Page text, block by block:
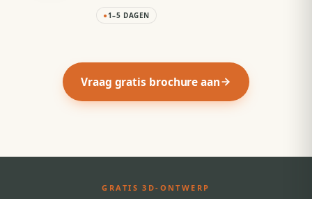
●1–5 DAGEN
Vraag gratis brochure aan
GRATIS 3D-ONTWERP